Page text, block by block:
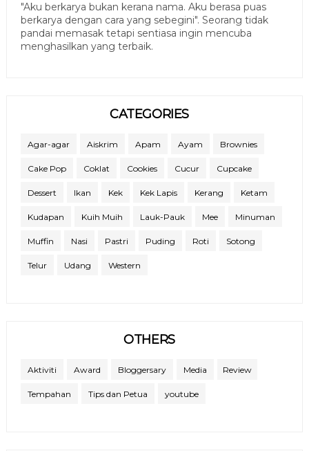
"Aku berkarya bukan kerana nama. Aku berasa puas
berkarya dengan cara yang sebegini". Seorang tidak
pandai memasak tetapi sentiasa ingin mencuba
menghasilkan yang terbaik.
CATEGORIES
Agar-agar Aiskrim Apam Ayam Brownies
Cake Pop Coklat Cookies Cucur Cupcake
Dessert Ikan Kek Kek Lapis Kerang Ketam
Kudapan Kuih Muih Lauk-Pauk Mee Minuman
Muffin Nasi Pastri Puding Roti Sotong
Telur Udang Western
OTHERS
Aktiviti Award Bloggersary Media Review
Tempahan Tips dan Petua youtube